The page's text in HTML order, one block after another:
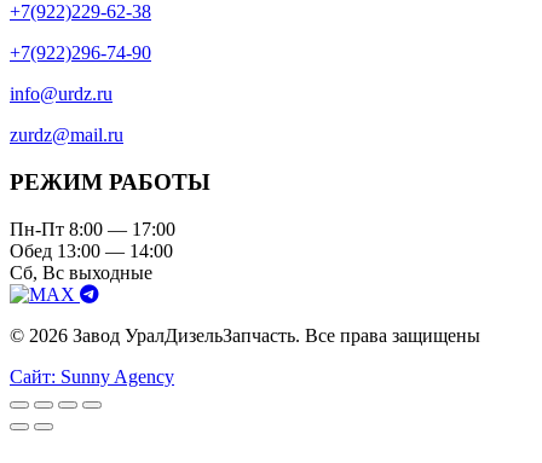
+7(922)229-62-38
+7(922)296-74-90
info@urdz.ru
zurdz@mail.ru
РЕЖИМ РАБОТЫ
Пн-Пт 8:00 — 17:00
Обед 13:00 — 14:00
Сб, Вс выходные
© 2026 Завод УралДизельЗапчасть. Все права защищены
Сайт: Sunny Agency